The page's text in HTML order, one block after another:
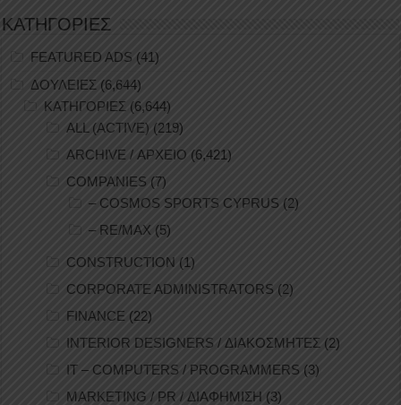
ΚΑΤΗΓΟΡΙΕΣ
FEATURED ADS (41)
ΔΟΥΛΕΙΕΣ (6,644)
ΚΑΤΗΓΟΡΙΕΣ (6,644)
ALL (ACTIVE) (219)
ARCHIVE / ΑΡΧΕΙΟ (6,421)
COMPANIES (7)
– COSMOS SPORTS CYPRUS (2)
– RE/MAX (5)
CONSTRUCTION (1)
CORPORATE ADMINISTRATORS (2)
FINANCE (22)
INTERIOR DESIGNERS / ΔΙΑΚΟΣΜΗΤΕΣ (2)
IT – COMPUTERS / PROGRAMMERS (3)
MARKETING / PR / ΔΙΑΦΗΜΙΣΗ (3)